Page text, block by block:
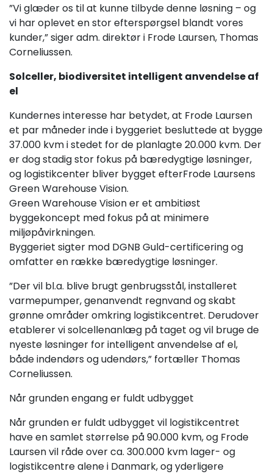
”Vi glæder os til at kunne tilbyde denne løsning – og
vi har oplevet en stor efterspørgsel blandt vores
kunder,” siger adm. direktør i Frode Laursen, Thomas
Corneliussen.
Solceller, biodiversitet intelligent anvendelse af
el
Kundernes interesse har betydet, at Frode Laursen
et par måneder inde i byggeriet besluttede at bygge
37.000 kvm i stedet for de planlagte 20.000 kvm. Der
er dog stadig stor fokus på bæredygtige løsninger,
og logistikcenter bliver bygget efterFrode Laursens
Green Warehouse Vision.
Green Warehouse Vision er et ambitiøst
byggekoncept med fokus på at minimere
miljøpåvirkningen.
Byggeriet sigter mod DGNB Guld-certificering og
omfatter en række bæredygtige løsninger.
”Der vil bl.a. blive brugt genbrugsstål, installeret
varmepumper, genanvendt regnvand og skabt
grønne områder omkring logistikcentret. Derudover
etablerer vi solcellenanlæg på taget og vil bruge de
nyeste løsninger for intelligent anvendelse af el,
både indendørs og udendørs,” fortæller Thomas
Corneliussen.
Når grunden engang er fuldt udbygget
Når grunden er fuldt udbygget vil logistikcentret
have en samlet størrelse på 90.000 kvm, og Frode
Laursen vil råde over ca. 300.000 kvm lager- og
logistikcentre alene i Danmark, og yderligere